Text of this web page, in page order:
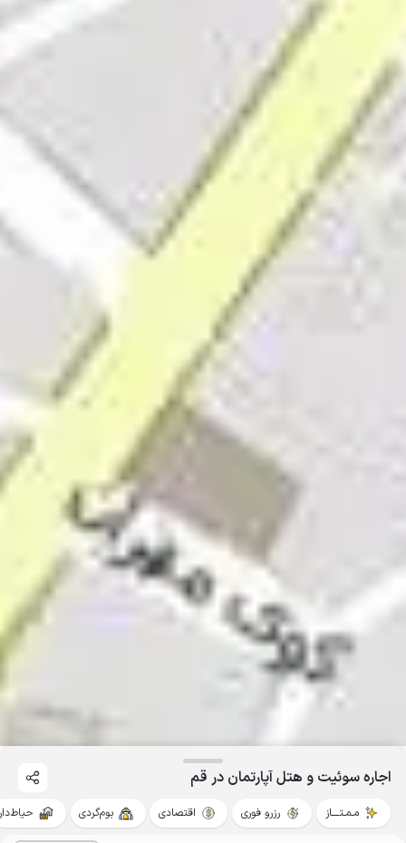
اجاره سوئیت و هتل آپارتمان در قم
مـمـتــــاز رزرو فوری اقتصادی بوم‌گردی